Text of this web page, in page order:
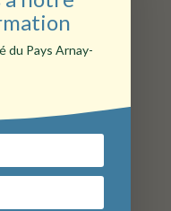
de thé
des
du Pays Arnay-